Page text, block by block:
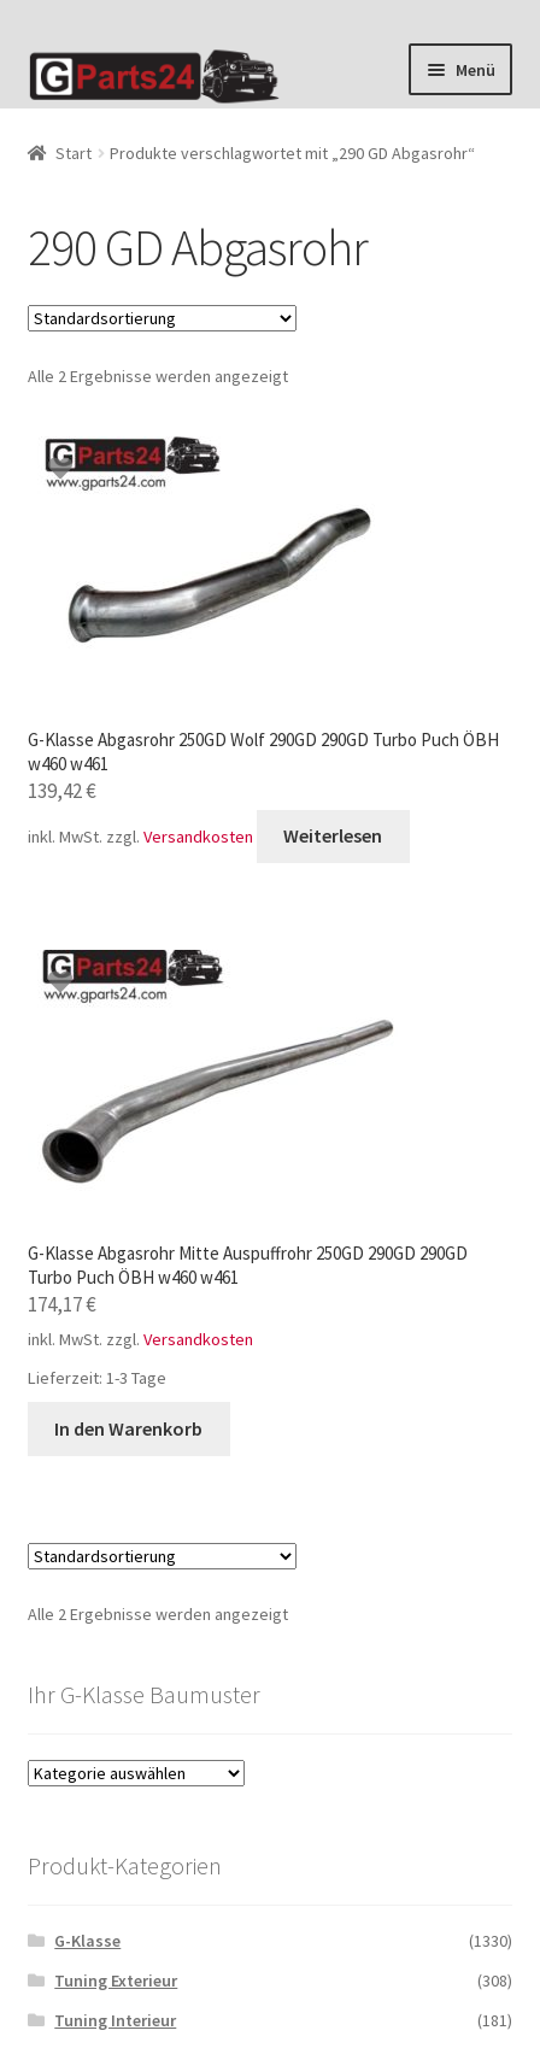
Zur
Navigation
Zum
Inhalt
Menü
Start Produkte verschlagwortet mit „290 GD Abgasrohr“
290 GD Abgasrohr
Alle 2 Ergebnisse werden angezeigt
G-Klasse Abgasrohr 250GD Wolf 290GD 290GD Turbo Puch ÖBH
w460 w461
139,42€
inkl. MwSt. zzgl. Versandkosten Weiterlesen
G-Klasse Abgasrohr Mitte Auspuffrohr 250GD 290GD 290GD
Turbo Puch ÖBH w460 w461
174,17€
inkl. MwSt. zzgl. Versandkosten
Lieferzeit: 1-3 Tage
In den Warenkorb
Alle 2 Ergebnisse werden angezeigt
Ihr G-Klasse Baumuster
Produkt-Kategorien
G-Klasse
(1330)
Tuning Exterieur
(308)
Tuning Interieur
(181)